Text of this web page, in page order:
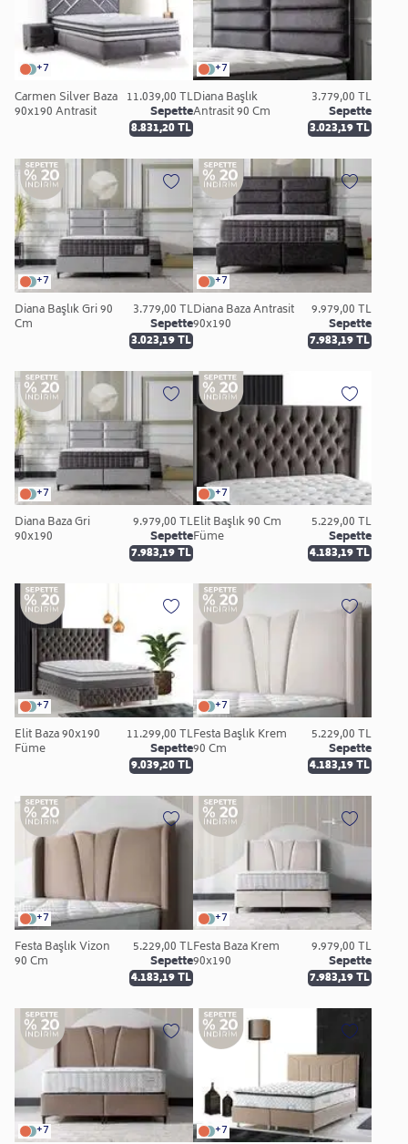
+7
Carmen Silver Baza
90x190 Antrasit
11.039,00 TL
Sepette
8.831,20 TL
+7
Diana Başlık
Antrasit 90 Cm
3.779,00 TL
Sepette
3.023,19 TL
+7
Diana Başlık Gri 90
Cm
3.779,00 TL
Sepette
3.023,19 TL
+7
Diana Baza Antrasit
90x190
9.979,00 TL
Sepette
7.983,19 TL
+7
Diana Baza Gri
90x190
9.979,00 TL
Sepette
7.983,19 TL
+7
Elit Başlık 90 Cm
Füme
5.229,00 TL
Sepette
4.183,19 TL
+7
Elit Baza 90x190
Füme
11.299,00 TL
Sepette
9.039,20 TL
+7
Festa Başlık Krem
90 Cm
5.229,00 TL
Sepette
4.183,19 TL
+7
Festa Başlık Vizon
90 Cm
5.229,00 TL
Sepette
4.183,19 TL
+7
Festa Baza Krem
90x190
9.979,00 TL
Sepette
7.983,19 TL
+7
+7